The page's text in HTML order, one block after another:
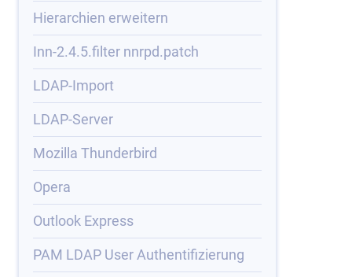
Hierarchien erweitern
Inn-2.4.5.filter nnrpd.patch
LDAP-Import
LDAP-Server
Mozilla Thunderbird
Opera
Outlook Express
PAM LDAP User Authentifizierung